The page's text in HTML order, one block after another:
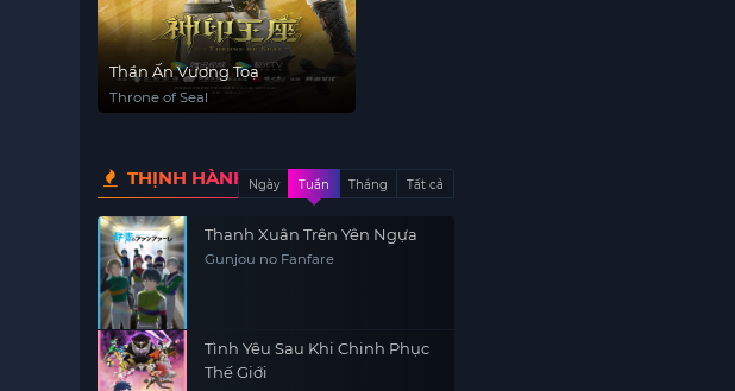
Thần Ấn Vương Toạ
Throne of Seal
THỊNH HÀNHNgày Tuần Tháng Tất cả
Thanh Xuân Trên Yên Ngựa
Gunjou no Fanfare
Tình Yêu Sau Khi Chinh Phục
Thế Giới